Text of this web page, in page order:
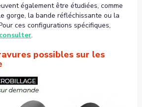
également être étudiées, comme
gorge, la bande réfléchissante ou la
ces configurations spécifiques,
.
possibles sur les